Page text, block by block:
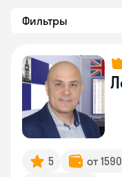
Фильтры
5 от